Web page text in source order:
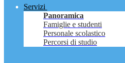
Servizi
Panoramica
Famiglie e studenti
Personale scolastico
Percorsi di studio